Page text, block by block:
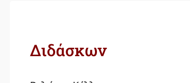
Διδάσκων